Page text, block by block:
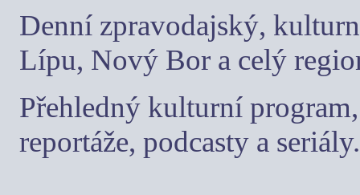
Denní zpravodajský,
Lípu, Nový Bor a celý
Přehledný kulturní
reportáže, podcasty a seriály.